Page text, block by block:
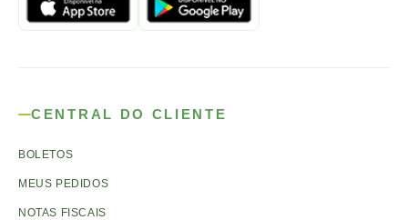
CENTRAL DO CLIENTE
BOLETOS
MEUS PEDIDOS
NOTAS FISCAIS